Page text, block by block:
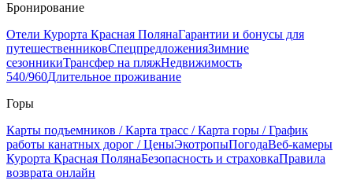
Бронирование
Отели Курорта Красная ПолянаГарантии и бонусы для
путешественниковСпецпредложенияЗимние
сезонникиТрансфер на пляжНедвижимость
540/960Длительное проживание
Горы
Карты подъемников / Карта трасс / Карта горы / График
работы канатных дорог / ЦеныЭкотропыПогодаВеб-камеры
Курорта Красная ПолянаБезопасность и страховкаПравила
возврата онлайн